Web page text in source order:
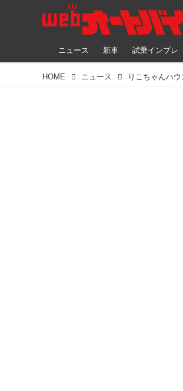
ニュース 新車 試乗インプレ
HOME ニュース